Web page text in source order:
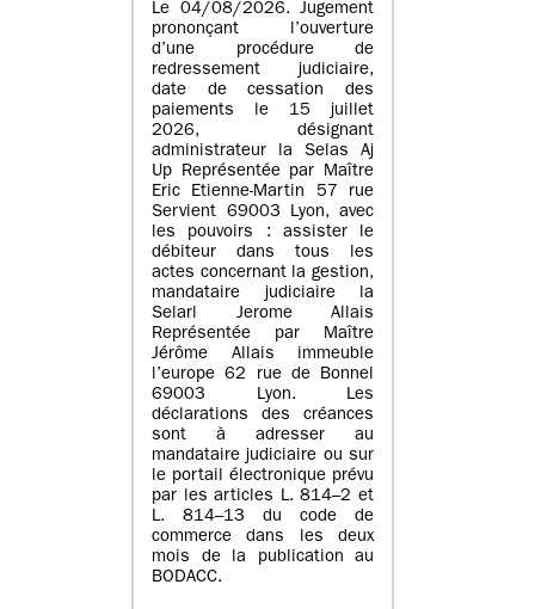
Le 04/08/2026. Jugement
prononçant l’ouverture
d’une procédure de
redressement judiciaire,
date de cessation des
paiements le 15 juillet
2026, désignant
administrateur la Selas Aj
Up Représentée par Maître
Eric Etienne-Martin 57 rue
Servient 69003 Lyon, avec
les pouvoirs : assister le
débiteur dans tous les
actes concernant la gestion,
mandataire judiciaire la
Selarl Jerome Allais
Représentée par Maître
Jérôme Allais immeuble
l’europe 62 rue de Bonnel
69003 Lyon. Les
déclarations des créances
sont à adresser au
mandataire judiciaire ou sur
le portail électronique prévu
par les articles L. 814–2 et
L. 814–13 du code de
commerce dans les deux
mois de la publication au
BODACC.